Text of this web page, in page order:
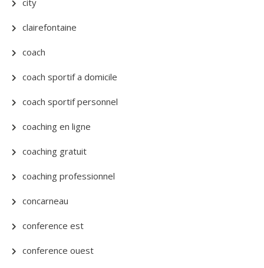
clairefontaine
coach
coach sportif a domicile
coach sportif personnel
coaching en ligne
coaching gratuit
coaching professionnel
concarneau
conference est
conference ouest